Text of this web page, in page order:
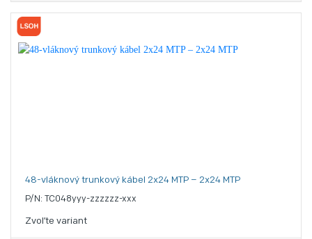
48-vláknový trunkový kábel 2x24 MTP – 2x24 MTP
P/N: TC048yyy-zzzzzz-xxx
Zvoľte variant